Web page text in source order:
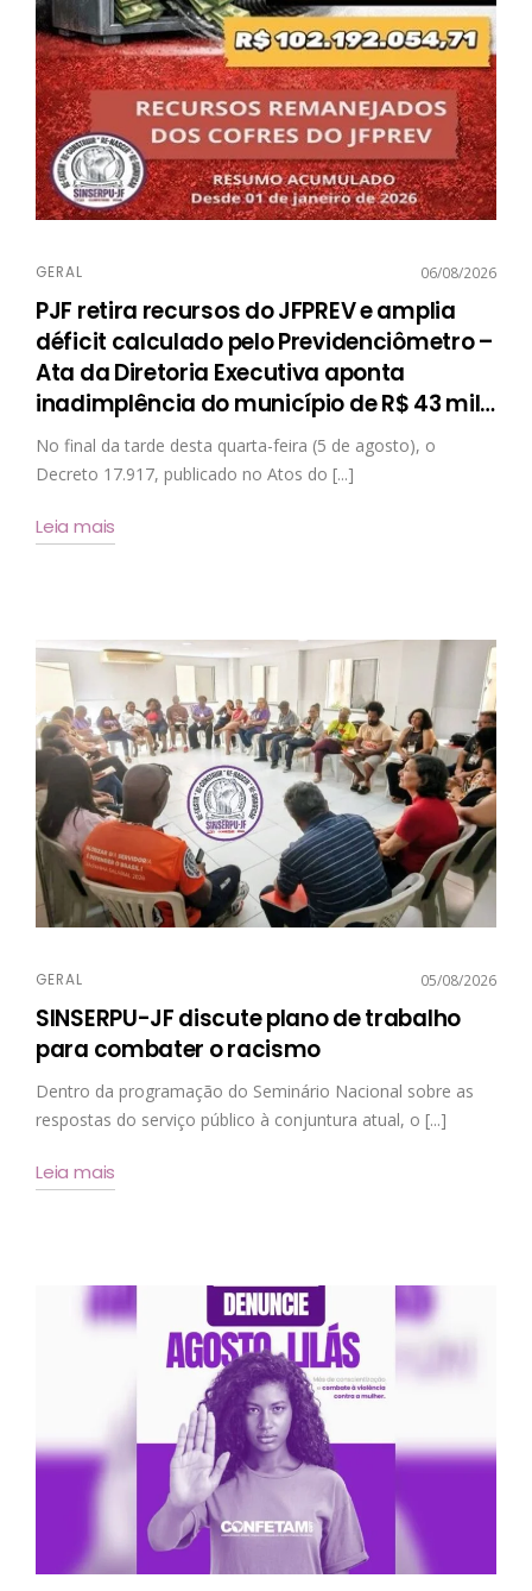
GERAL 06/08/2026
PJF retira recursos do JFPREV e amplia
déficit calculado pelo Previdenciômetro –
Ata da Diretoria Executiva aponta
inadimplência do município de R$ 43 mil…
No final da tarde desta quarta-feira (5 de agosto), o
Decreto 17.917, publicado no Atos do [...]
Leia mais
GERAL 05/08/2026
SINSERPU-JF discute plano de trabalho
para combater o racismo
Dentro da programação do Seminário Nacional sobre as
respostas do serviço público à conjuntura atual, o [...]
Leia mais